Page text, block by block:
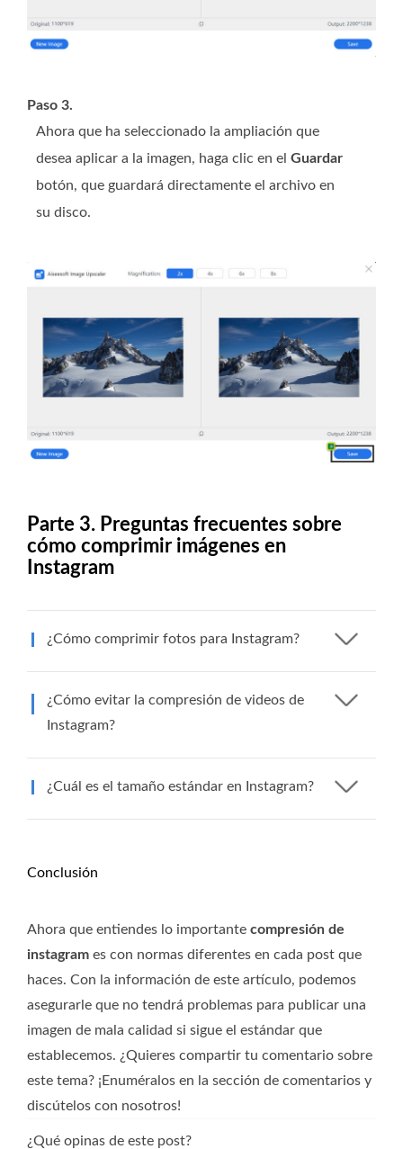
Paso 3.
Ahora que ha seleccionado la ampliación que
desea aplicar a la imagen, haga clic en el Guardar
botón, que guardará directamente el archivo en
su disco.
Parte 3. Preguntas frecuentes sobre
cómo comprimir imágenes en
Instagram
¿Cómo comprimir fotos para Instagram?
¿Cómo evitar la compresión de videos de
Instagram?
¿Cuál es el tamaño estándar en Instagram?
Conclusión
Ahora que entiendes lo importante compresión de
instagram es con normas diferentes en cada post que
haces. Con la información de este artículo, podemos
asegurarle que no tendrá problemas para publicar una
imagen de mala calidad si sigue el estándar que
establecemos. ¿Quieres compartir tu comentario sobre
este tema? ¡Enuméralos en la sección de comentarios y
discútelos con nosotros!
¿Qué opinas de este post?